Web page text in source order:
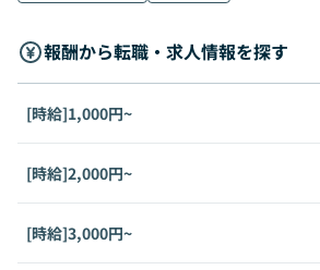
報酬から転職・求人情報を探す
[時給]1,000円~
[時給]2,000円~
[時給]3,000円~